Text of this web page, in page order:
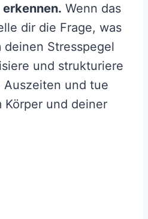
Wenn das
dir die Frage, was
Stresspegel
und strukturiere
Auszeiten und tue
Körper und deiner